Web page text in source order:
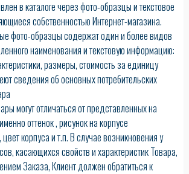
в каталоге через фото-образцы и текстовое
собственностью Интернет-магазина.
фото-образцы содержат один и более видов
наименования и текстовую информацию:
размеры, стоимость за единицу
сведения об основных потребительских
могут отличаться от представленных на
оттенок , рисунок на корпусе
корпуса и т.п. В случае возникновения у
касающихся свойств и характеристик Товара,
Заказа, Клиент должен обратиться к